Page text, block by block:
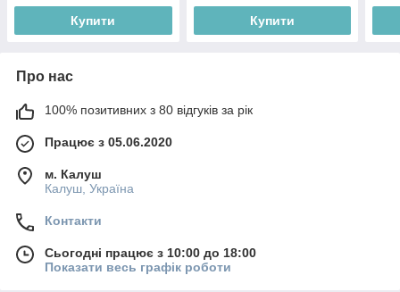
Купити Купити
Про нас
100% позитивних з 80 відгуків за рік
Працює з 05.06.2020
м. Калуш
Калуш, Україна
Контакти
Сьогодні працює з 10:00 до 18:00
Показати весь графік роботи